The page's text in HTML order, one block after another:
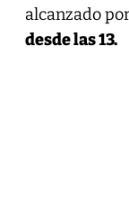
alcanzado
desde las 13.